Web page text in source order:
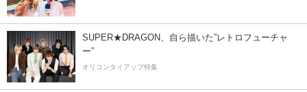
SUPER★DRAGON、自ら描いた”レトロフューチャ
ー”
オリコンタイアップ特集